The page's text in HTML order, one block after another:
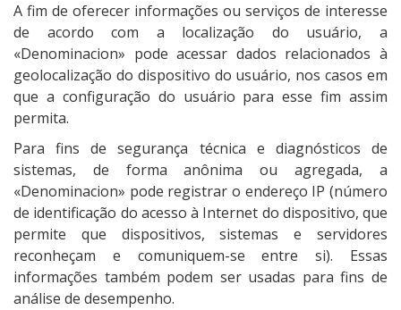
A fim de oferecer informações ou serviços de interesse
de acordo com a localização do usuário, a
«Denominacion» pode acessar dados relacionados à
geolocalização do dispositivo do usuário, nos casos em
que a configuração do usuário para esse fim assim
permita.
Para fins de segurança técnica e diagnósticos de
sistemas, de forma anônima ou agregada, a
«Denominacion» pode registrar o endereço IP (número
de identificação do acesso à Internet do dispositivo, que
permite que dispositivos, sistemas e servidores
reconheçam e comuniquem-se entre si). Essas
informações também podem ser usadas para fins de
análise de desempenho.